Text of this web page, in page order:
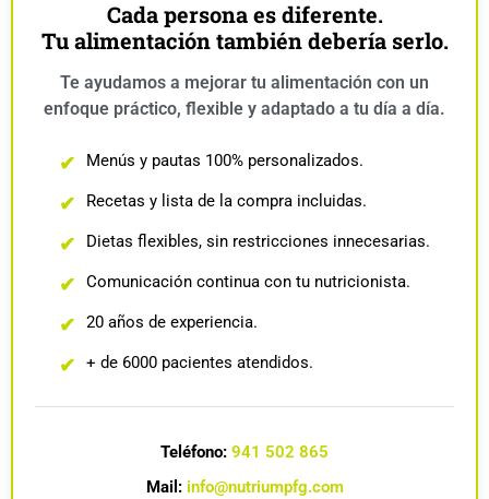
Cada persona es diferente.
Tu alimentación también debería serlo.
Te ayudamos a mejorar tu alimentación con un
enfoque práctico, flexible y adaptado a tu día a día.
✔ Menús y pautas 100% personalizados.
✔ Recetas y lista de la compra incluidas.
✔ Dietas flexibles, sin restricciones innecesarias.
✔ Comunicación continua con tu nutricionista.
✔ 20 años de experiencia.
✔ + de 6000 pacientes atendidos.
Teléfono: 941 502 865
Mail: info@nutriumpfg.com